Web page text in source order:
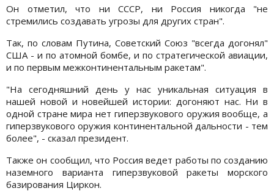
Он отметил, что ни СССР, ни Россия никогда "не
стремились создавать угрозы для других стран".
Так, по словам Путина, Советский Союз "всегда догонял"
США - и по атомной бомбе, и по стратегической авиации,
и по первым межконтинентальным ракетам".
"На сегодняшний день у нас уникальная ситуация в
нашей новой и новейшей истории: догоняют нас. Ни в
одной стране мира нет гиперзвукового оружия вообще, а
гиперзвукового оружия континентальной дальности - тем
более", - сказал президент.
Также он сообщил, что Россия ведет работы по созданию
наземного варианта гиперзвуковой ракеты морского
базирования Циркон.